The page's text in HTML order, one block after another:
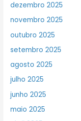
dezembro 2025
novembro 2025
outubro 2025
setembro 2025
agosto 2025
julho 2025
junho 2025
maio 2025